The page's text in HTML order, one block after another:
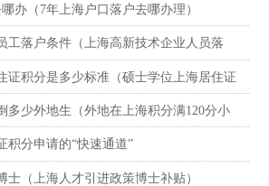
办（7年上海户口落户去哪办理）
工落户条件（上海高新技术企业人员落
证积分是多少标准（硕士学位上海居住证
多少外地生（外地在上海积分满120分小
）
积分申请的“快速通道”
士（上海人才引进政策博士补贴）